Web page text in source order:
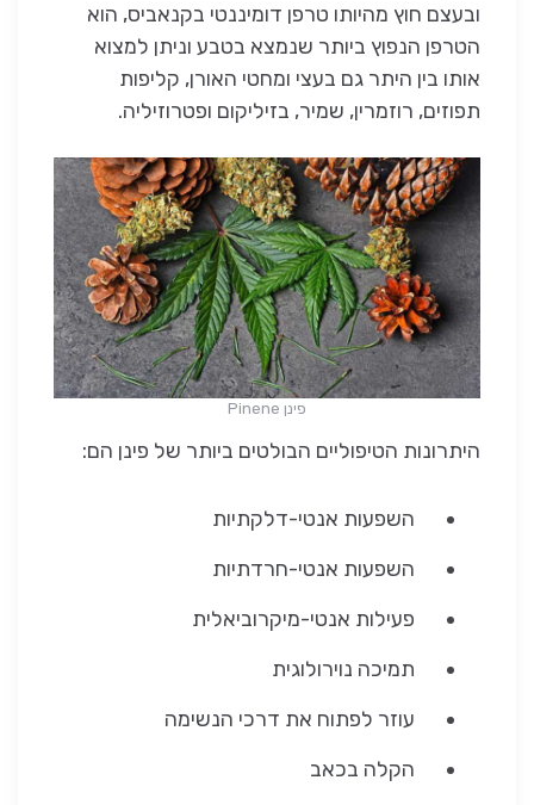
ובעצם חוץ מהיותו טרפן דומיננטי בקנאביס, הוא
הטרפן הנפוץ ביותר שנמצא בטבע וניתן למצוא
אותו בין היתר גם בעצי ומחטי האורן, קליפות
תפוזים, רוזמרין, שמיר, בזיליקום ופטרוזיליה.
פינן Pinene
היתרונות הטיפוליים הבולטים ביותר של פינן הם:
השפעות אנטי-דלקתיות
השפעות אנטי-חרדתיות
פעילות אנטי-מיקרוביאלית
תמיכה נוירולוגית
עוזר לפתוח את דרכי הנשימה
הקלה בכאב